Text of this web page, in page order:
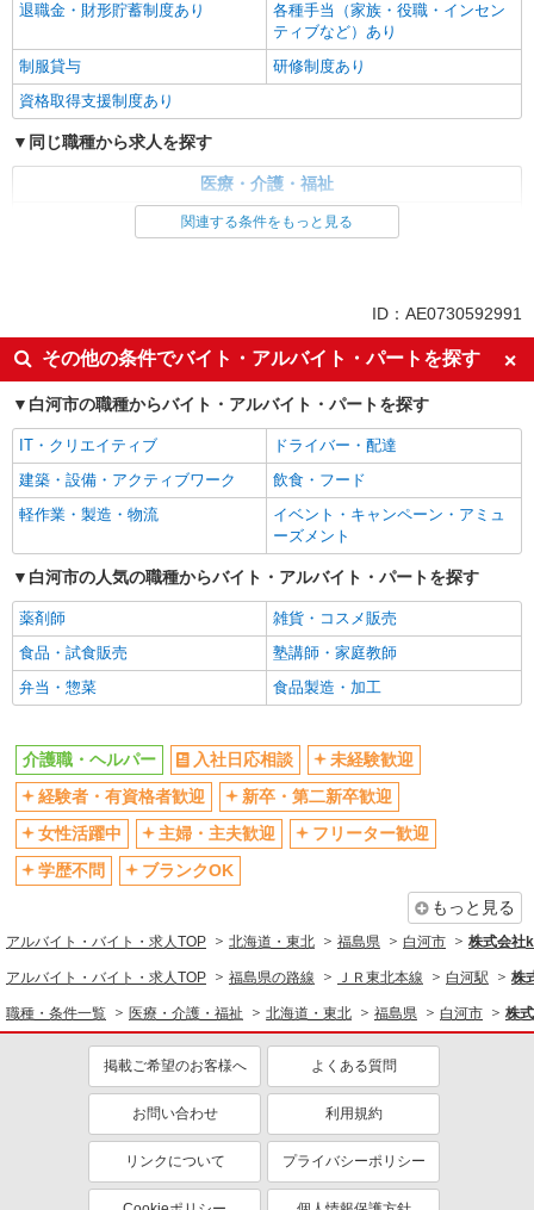
退職金・財形貯蓄制度あり
各種手当（家族・役職・インセン
ティブなど）あり
制服貸与
研修制度あり
資格取得支援制度あり
同じ職種から求人を探す
医療・介護・福祉
ボーナス・賞与あり
車通勤OK
交通費支給
社会保険あり
産休・育休取得実績あり
関連する条件をもっと見る
ID：AE0730592991
その他の条件でバイト・アルバイト・パートを探す
白河市の職種からバイト・アルバイト・パートを探す
IT・クリエイティブ
ドライバー・配達
建築・設備・アクティブワーク
飲食・フード
軽作業・製造・物流
イベント・キャンペーン・アミュ
ーズメント
白河市の人気の職種からバイト・アルバイト・パートを探す
薬剤師
雑貨・コスメ販売
食品・試食販売
塾講師・家庭教師
弁当・惣菜
食品製造・加工
介護職・ヘルパー 入社日応相談
未経験歓迎
経験者・有資格者歓迎
新卒・第二新卒歓迎
女性活躍中
主婦・主夫歓迎
フリーター歓迎
学歴不問
ブランクOK
もっと見る
アルバイト・バイト・求人TOP 北海道・東北 福島県 白河市 株式会社
アルバイト・バイト・求人TOP 福島県の路線 ＪＲ東北本線 白河駅 株
職種・条件一覧 医療・介護・福祉 北海道・東北 福島県 白河市 株
掲載ご希望のお客様へ よくある質問
お問い合わせ 利用規約
リンクについて プライバシーポリシー